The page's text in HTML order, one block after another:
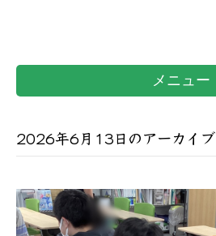
メニュー
2026年6月13日のアーカイブ